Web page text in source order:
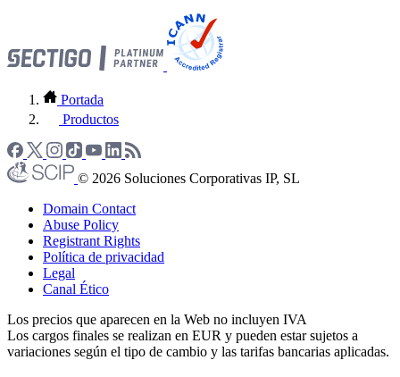
Portada
Productos
© 2026 Soluciones Corporativas IP, SL
Domain Contact
Abuse Policy
Registrant Rights
Política de privacidad
Legal
Canal Ético
Los precios que aparecen en la Web no incluyen IVA
Los cargos finales se realizan en EUR y pueden estar sujetos a
variaciones según el tipo de cambio y las tarifas bancarias aplicadas.